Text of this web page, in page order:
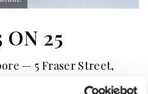
25
— 5 Fraser Street,